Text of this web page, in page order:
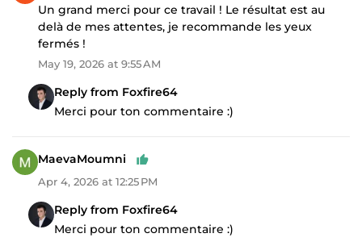
Un grand merci pour ce travail ! Le résultat est au
delà de mes attentes, je recommande les yeux
fermés !
May 19, 2026 at 9:55 AM
Reply from Foxfire64
Merci pour ton commentaire :)
MaevaMoumni
Apr 4, 2026 at 12:25 PM
Reply from Foxfire64
Merci pour ton commentaire :)